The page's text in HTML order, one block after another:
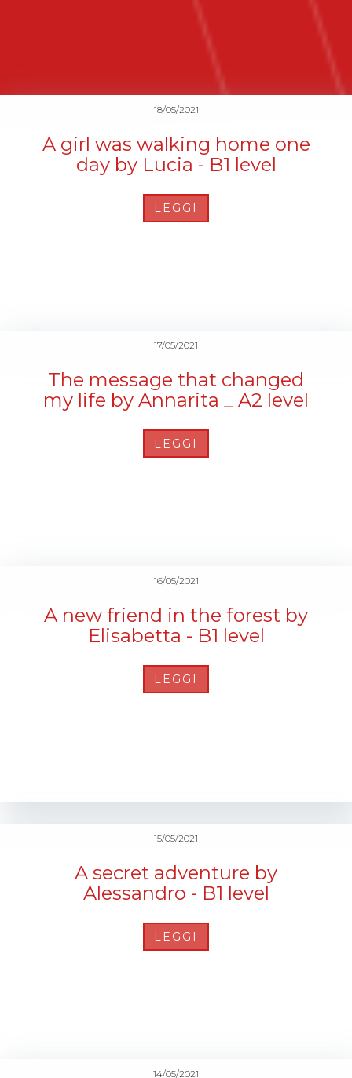
18/05/2021
A girl was walking home one
day by Lucia - B1 level
LEGGI
17/05/2021
The message that changed
my life by Annarita _ A2 level
LEGGI
16/05/2021
A new friend in the forest by
Elisabetta - B1 level
LEGGI
15/05/2021
A secret adventure by
Alessandro - B1 level
LEGGI
14/05/2021